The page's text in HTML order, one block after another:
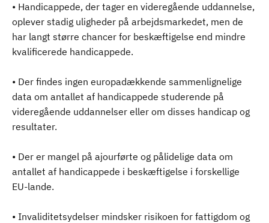
• Handicappede, der tager en videregående uddannelse,
oplever stadig uligheder på arbejdsmarkedet, men de
har langt større chancer for beskæftigelse end mindre
kvalificerede handicappede.
• Der findes ingen europadækkende sammenlignelige
data om antallet af handicappede studerende på
videregående uddannelser eller om disses handicap og
resultater.
• Der er mangel på ajourførte og pålidelige data om
antallet af handicappede i beskæftigelse i forskellige
EU-lande.
• Invaliditetsydelser mindsker risikoen for fattigdom og